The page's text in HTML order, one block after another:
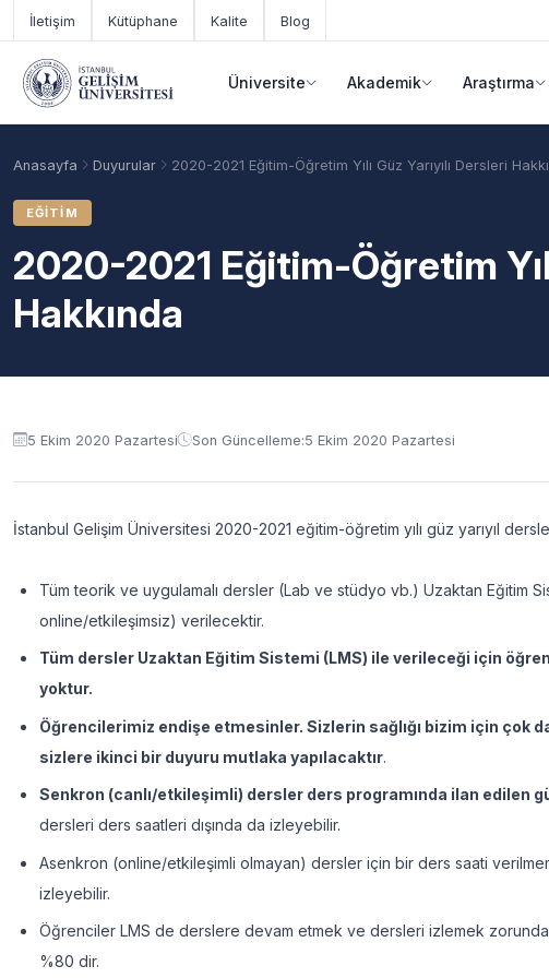
Ana içeriğe geç
İletişim Kütüphane Kalite Blog
Üniversite Akademik Araştırma
Anasayfa Duyurular 2020-2021 Eğitim-Öğretim Yılı Güz Yarıyılı Dersleri
EĞITIM
2020-2021 Eğitim-Öğretim
Hakkında
Duyuru içeriği
5 Ekim 2020 Pazartesi Son Güncelleme:5 Ekim 2020 Pazartesi
İstanbul Gelişim Üniversitesi 2020-2021 eğitim-öğretim yılı güz yarıyıl
Tüm teorik ve uygulamalı dersler (Lab ve stüdyo vb.) Uzaktan Eğitim
online/etkileşimsiz) verilecektir.
Tüm dersler Uzaktan Eğitim Sistemi (LMS) ile verileceği için
yoktur.
Öğrencilerimiz endişe etmesinler. Sizlerin sağlığı bizim için çok
sizlere ikinci bir duyuru mutlaka yapılacaktır.
Senkron (canlı/etkileşimli) dersler ders programında ilan edilen
dersleri ders saatleri dışında da izleyebilir.
Asenkron (online/etkileşimli olmayan) dersler için bir ders saati
izleyebilir.
Öğrenciler LMS de derslere devam etmek ve dersleri izlemek
%80 dir.